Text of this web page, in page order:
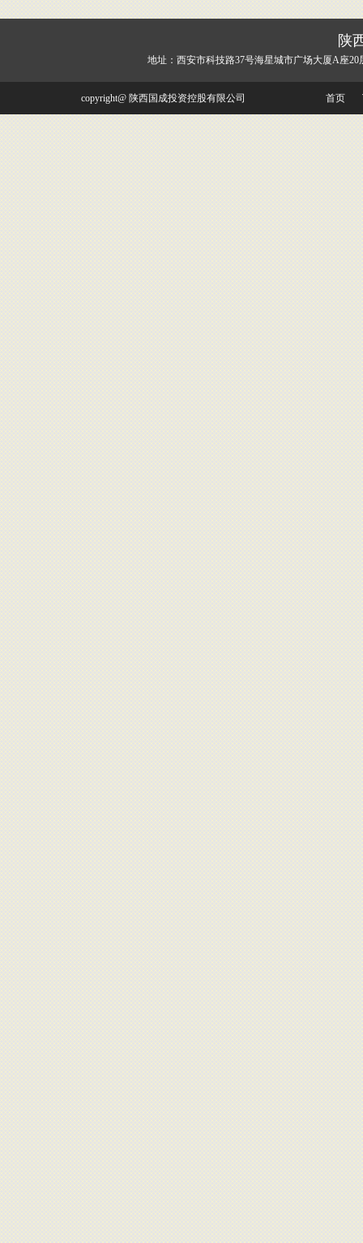
陕
地址：西安市科技路37号海星城市广场大厦A座
copyright@ 陕西国成投资控股有限公司 首页